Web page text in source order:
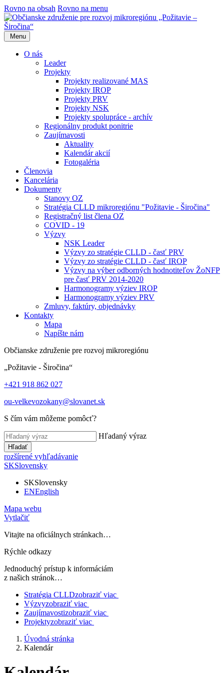
Rovno na obsah Rovno na menu
Menu
O nás
Leader
Projekty
Projekty realizované MAS
Projekty IROP
Projekty PRV
Projekty NSK
Projekty spolupráce - archív
Regionálny produkt ponitrie
Zaujímavosti
Aktuality
Kalendár akcií
Fotogaléria
Členovia
Kancelária
Dokumenty
Stanovy OZ
Stratégia CLLD mikroregiónu "Požitavie - Širočina"
Registračný list člena OZ
COVID - 19
Výzvy
NSK Leader
Výzvy zo stratégie CLLD - časť PRV
Výzvy zo stratégie CLLD - časť IROP
Výzvy na výber odborných hodnotiteľov ŽoNFP
pre časť PRV 2014-2020
Harmonogramy výziev IROP
Harmonogramy výziev PRV
Zmluvy, faktúry, objednávky
Kontakty
Mapa
Napíšte nám
Občianske združenie pre rozvoj mikroregiónu
„Požitavie - Širočina“
+421 918 862 027
ou-velkevozokany@slovanet.sk
S čím vám môžeme pomôcť?
Hľadaný výraz
Hľadať
rozšírené vyhľadávanie
SKSlovensky
SKSlovensky
ENEnglish
Mapa webu
Vytlačiť
Vitajte na oficiálnych stránkach…
Rýchle odkazy
Jednoduchý prístup k informáciám
z našich stránok…
Stratégia CLLDzobraziť viac
Výzvyzobraziť viac
Zaujímavostizobraziť viac
Projektyzobraziť viac
Úvodná stránka
Kalendár